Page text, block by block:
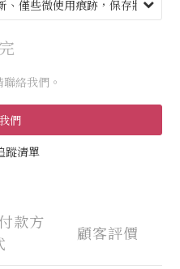
絡我們。
們
蹤清單
款方
顧客評價